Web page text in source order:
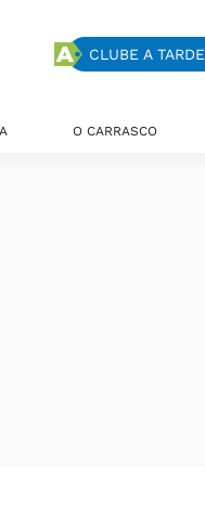
CLUBE A TARDE
O CARRASCO